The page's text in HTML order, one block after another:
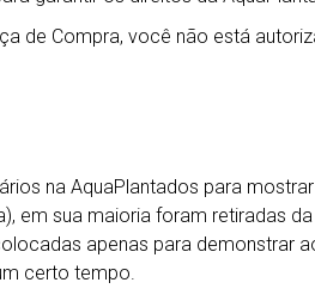
de Compra, você não está
na AquaPlantados para
em sua maioria foram retiradas
apenas para demonstrar
certo tempo.